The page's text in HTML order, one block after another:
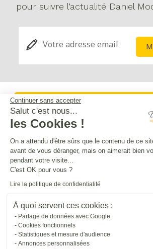
Continuer sans accepter
Salut c'est nous...
les Cookies !
On a attendu d'être sûrs que le contenu de ce
avant de vous déranger, mais on aimerait bien
pendant votre visite...
C'est OK pour vous ?
Lire la politique de confidentialité
À quoi servent ces cookies :
Partage de données avec Google
Cookies fonctionnels
Statistiques et mesure d'audience
Annonces personnalisées
pour suivre l’actualité Daniel
Mentions légales
Crédits Agence de
Droit à l'oubli